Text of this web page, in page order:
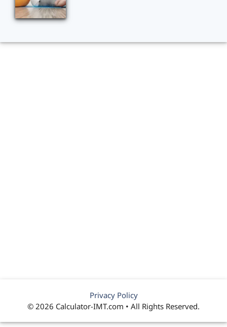
© 2026 Calculator-IMT.com • All Rights Reserved.
Privacy Policy